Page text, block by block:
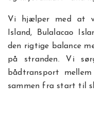
Vi hjælper med at
Island, Bulalacao
den rigtige balance
på stranden. Vi
bådtransport
sammen fra start til